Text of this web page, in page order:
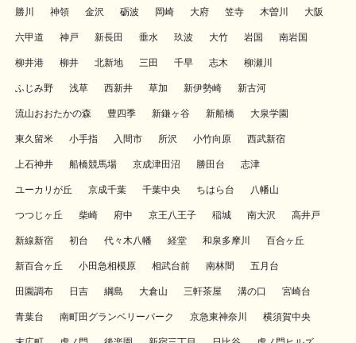
勝川 神領 金沢 砺波 岡崎 大府 笠寺 木曽川 大阪
六甲道 神戸 新長田 垂水 玖波 大竹 岩国 南岩国
柳井港 柳井 北新地 三田 千早 志木 柳瀬川
ふじみ野 浅草 西新井 草加 新伊勢崎 新古河
流山おおたかの森 豊四季 新鎌ヶ谷 新船橋 大泉学園
東久留米 小手指 入間市 所沢 小竹向原 西武新宿
上石神井 船橋競馬場 京成津田沼 勝田台 志津
ユーカリが丘 京成千葉 千葉中央 ちはら台 八幡山
つつじヶ丘 柴崎 府中 京王八王子 稲城 南大沢 高井戸
新線新宿 初台 代々木八幡 経堂 和泉多摩川 百合ヶ丘
新百合ヶ丘 小田急相模原 相武台前 南林間 五月台
田園調布 日吉 綱島 大倉山 三軒茶屋 溝の口 宮崎台
青葉台 南町田グランベリーパーク 京急東神奈川 横須賀中央